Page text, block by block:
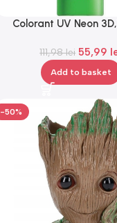
Colorant UV Neon
111,98lei 55,99
Add to basket
-50%